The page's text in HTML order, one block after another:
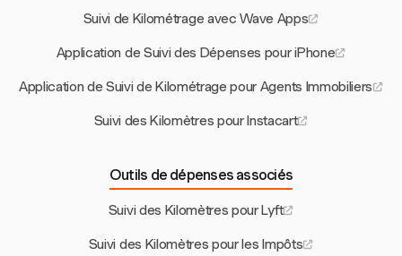
Suivi de Kilométrage avec Wave Apps
Application de Suivi des Dépenses pour iPhone
Application de Suivi de Kilométrage pour Agents Immobiliers
Suivi des Kilomètres pour Instacart
Outils de dépenses associés
Suivi des Kilomètres pour Lyft
Suivi des Kilomètres pour les Impôts